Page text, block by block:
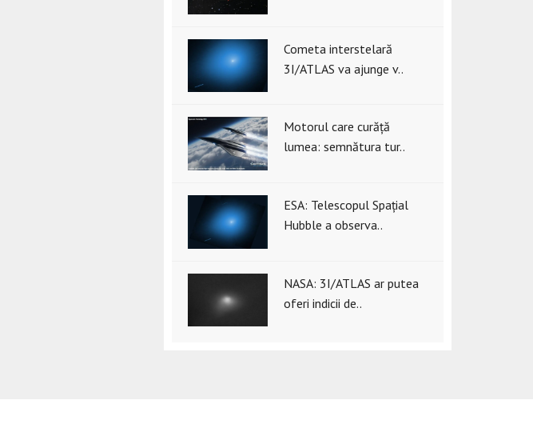
Cometa interstelară
3I/ATLAS va ajunge v..
Motorul care curăță
lumea: semnătura tur..
ESA: Telescopul Spațial
Hubble a observa..
NASA: 3I/ATLAS ar putea
oferi indicii de..